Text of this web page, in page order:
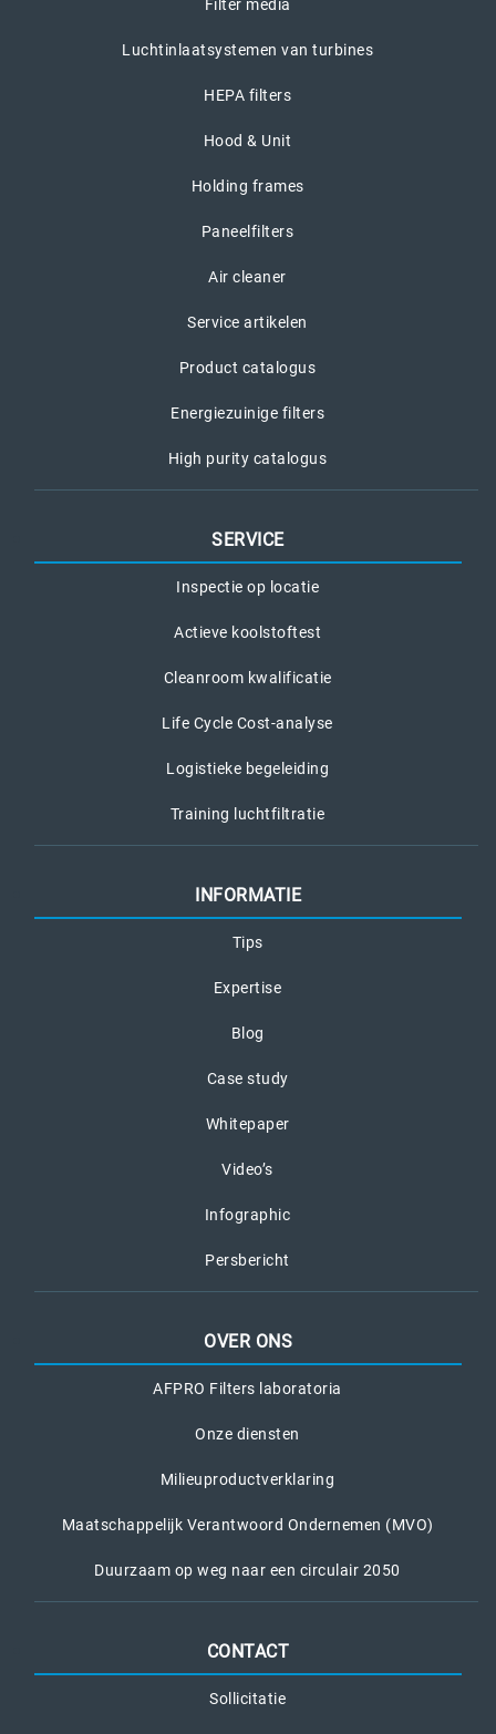
Filter media
Luchtinlaatsystemen van turbines
HEPA filters
Hood & Unit
Holding frames
Paneelfilters
Air cleaner
Service artikelen
Product catalogus
Energiezuinige filters
High purity catalogus
SERVICE
Inspectie op locatie
Actieve koolstoftest
Cleanroom kwalificatie
Life Cycle Cost-analyse
Logistieke begeleiding
Training luchtfiltratie
INFORMATIE
Tips
Expertise
Blog
Case study
Whitepaper
Video’s
Infographic
Persbericht
OVER ONS
AFPRO Filters laboratoria
Onze diensten
Milieuproductverklaring
Maatschappelijk Verantwoord Ondernemen (MVO)
Duurzaam op weg naar een circulair 2050
CONTACT
Sollicitatie